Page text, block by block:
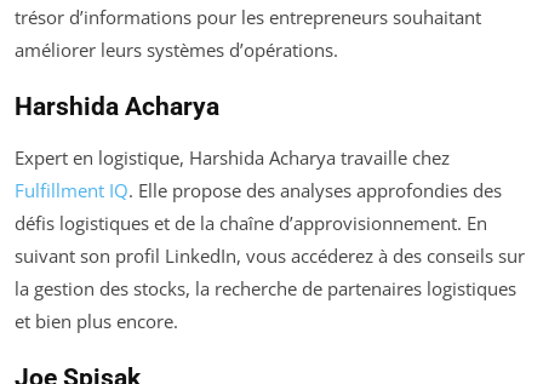
trésor d’informations pour les entrepreneurs souhaitant
améliorer leurs systèmes d’opérations.
Harshida Acharya
Expert en logistique, Harshida Acharya travaille chez
Fulfillment IQ. Elle propose des analyses approfondies des
défis logistiques et de la chaîne d’approvisionnement. En
suivant son profil LinkedIn, vous accéderez à des conseils sur
la gestion des stocks, la recherche de partenaires logistiques
et bien plus encore.